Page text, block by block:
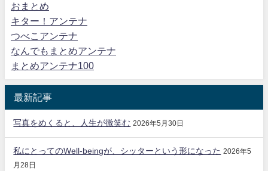
おまとめ
キター！アンテナ
つべこアンテナ
なんでもまとめアンテナ
まとめアンテナ100
最新記事
写真をめくると、人生が微笑む 2026年5月30日
私にとってのWell-beingが、シッターという形になった 2026年5
月28日